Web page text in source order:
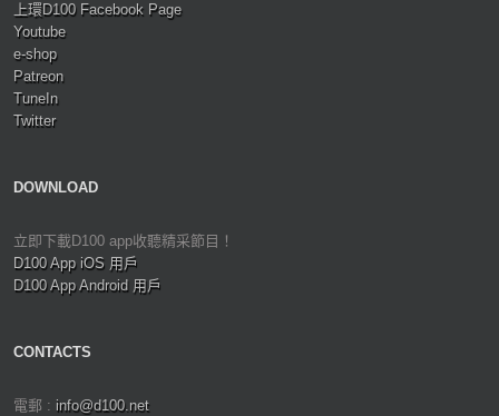
上環D100 Facebook Page
Youtube
e-shop
Patreon
TuneIn
Twitter
DOWNLOAD
立即下載D100 app收聽精采節目！
D100 App iOS 用戶
D100 App Android 用戶
CONTACTS
電郵 : info@d100.net